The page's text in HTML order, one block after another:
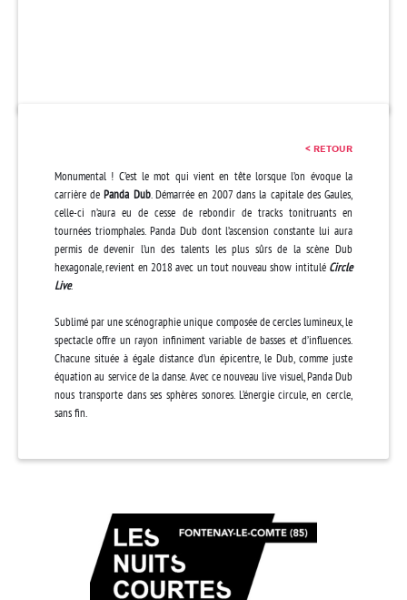
< RETOUR
Monumental ! C’est le mot qui vient en tête lorsque l’on évoque la
carrière dePanda Dub. Démarrée en 2007 dans la capitale des Gaules,
celle-ci n’aura eu de cesse de rebondir de tracks tonitruants en
tournées triomphales. Panda Dub dont l’ascension constante lui aura
permis de devenir l’un des talents les plus sûrs de la scène Dub
hexagonale, revient en 2018 avec un tout nouveau show intitulé Circle
Live.
Sublimé par une scénographie unique composée de cercles lumineux, le
spectacle offre un rayon infiniment variable de basses et d’influences.
Chacune située à égale distance d’un épicentre, le Dub, comme juste
équation au service de la danse. Avec ce nouveau live visuel, Panda Dub
nous transporte dans ses sphères sonores. L’énergie circule, en cercle,
sans fin.